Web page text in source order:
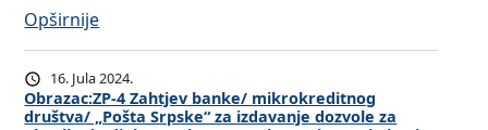
c
Z
P
Opširnije:
O
b
r
a
16. Jula 2024.
Obrazac:ZP-4 Zahtjev banke/ mikrokreditnog
društva/ „Pošta Srpske“ za izdavanje dozvole za